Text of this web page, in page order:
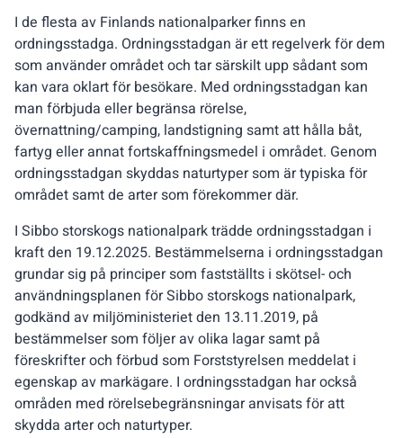
I de flesta av Finlands nationalparker finns en
ordningsstadga. Ordningsstadgan är ett regelverk för dem
som använder området och tar särskilt upp sådant som
kan vara oklart för besökare. Med ordningsstadgan kan
man förbjuda eller begränsa rörelse,
övernattning/camping, landstigning samt att hålla båt,
fartyg eller annat fortskaffningsmedel i området. Genom
ordningsstadgan skyddas naturtyper som är typiska för
området samt de arter som förekommer där.
I Sibbo storskogs nationalpark trädde ordningsstadgan i
kraft den 19.12.2025. Bestämmelserna i ordningsstadgan
grundar sig på principer som fastställts i skötsel- och
användningsplanen för Sibbo storskogs nationalpark,
godkänd av miljöministeriet den 13.11.2019, på
bestämmelser som följer av olika lagar samt på
föreskrifter och förbud som Forststyrelsen meddelat i
egenskap av markägare. I ordningsstadgan har också
områden med rörelsebegränsningar anvisats för att
skydda arter och naturtyper.